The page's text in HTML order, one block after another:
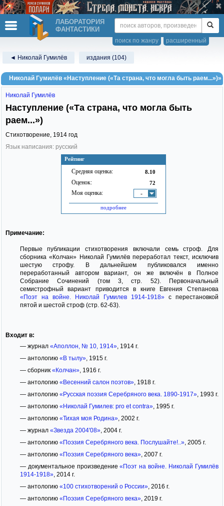
ЛАБОРАТОРИЯ
ФАНТАСТИКИ
расширенный
поиск по жанру
◄ Николай Гумилёв издания (104)
Николай Гумилёв «Наступление («Та страна, что могла быть раем...»)»
Рейтинг
Средняя оценка: 8.10
Оценок: 72
Моя оценка: -
подробнее
Николай Гумилёв
Наступление («Та страна, что могла быть
раем...»)
Стихотворение, 1914 год
Язык написания: русский
Примечание:
Первые публикации стихотворения включали семь строф. Для
сборника «Колчан» Николай Гумилёв переработал текст, исключив
шестую строфу. В дальнейшем публиковался именно
переработанный автором вариант, он же включён в Полное
Собрание Сочинений (том 3, стр. 52). Первоначальный
семистрофный вариант приводится в книге Евгения Степанова
«Поэт на войне. Николай Гумилев 1914-1918»с перестановкой
пятой и шестой строф (стр. 62-63).
Входит в:
— журнал «Аполлон, № 10, 1914», 1914 г.
— антологию «В тылу», 1915 г.
— сборник «Колчан», 1916 г.
— антологию «Весенний салон поэтов», 1918 г.
— антологию «Русская поэзия Серебряного века. 1890-1917», 1993 г.
— антологию «Николай Гумилев: pro et contra», 1995 г.
— антологию «Тихая моя Родина», 2002 г.
— журнал «Звезда 2004'08», 2004 г.
— антологию «Поэзия Серебряного века. Послушайте!..», 2005 г.
— антологию «Поэзия Серебряного века», 2007 г.
— документальное произведение«Поэт на войне. Николай Гумилёв
1914-1918», 2014 г.
— антологию «100 стихотворений о России», 2016 г.
— антологию «Поэзия Серебряного века», 2019 г.